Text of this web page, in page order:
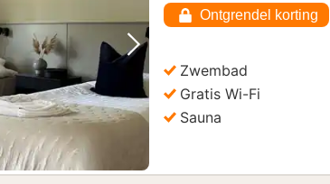
Volgende foto
Ontgrendel korting
Zwembad
Gratis Wi-Fi
Sauna